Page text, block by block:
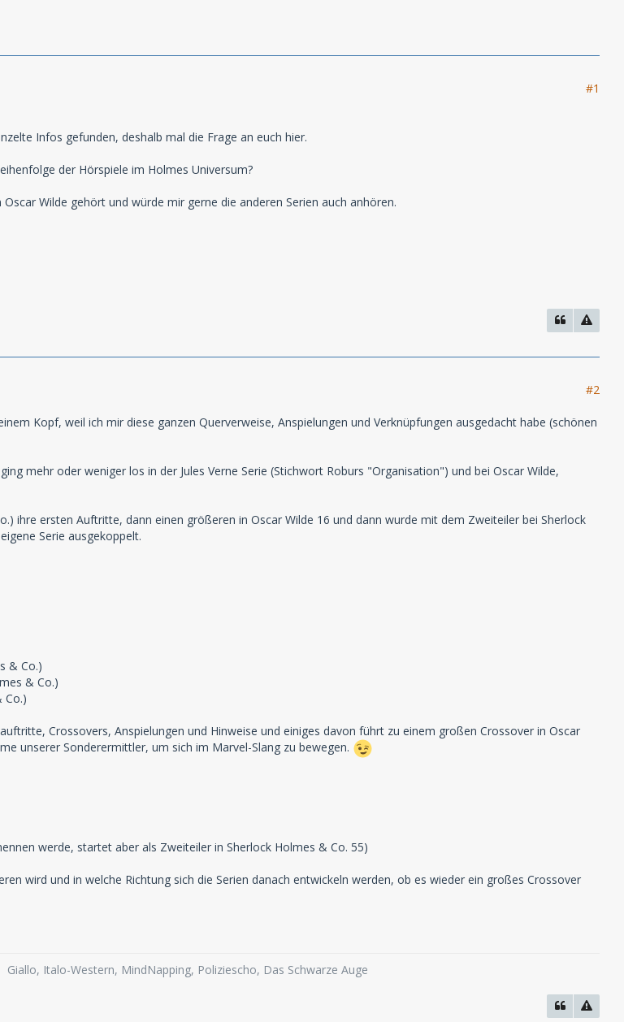
#1
Infos gefunden, deshalb mal die Frage an euch hier.
der Hörspiele im Holmes Universum?
Wilde gehört und würde mir gerne die anderen Serien auch anhören.
#2
Kopf, weil ich mir diese ganzen Querverweise, Anspielungen und Verknüpfungen ausgedacht habe (schönen
mehr oder weniger los in der Jules Verne Serie (Stichwort Roburs "Organisation") und bei Oscar Wilde,
ihre ersten Auftritte, dann einen größeren in Oscar Wilde 16 und dann wurde mit dem Zweiteiler bei Sherlock
Serie ausgekoppelt.
& Co.)
& Co.)
Co.)
Crossovers, Anspielungen und Hinweise und einiges davon führt zu einem großen Crossover in Oscar
unserer Sonderermittler, um sich im Marvel-Slang zu bewegen.
werde, startet aber als Zweiteiler in Sherlock Holmes & Co. 55)
wird und in welche Richtung sich die Serien danach entwickeln werden, ob es wieder ein großes Crossover
Giallo, Italo-Western, MindNapping, Poliziescho, Das Schwarze Auge